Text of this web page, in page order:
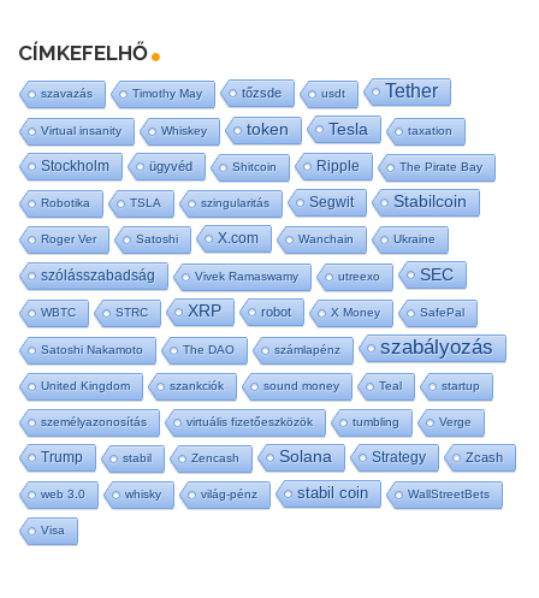
CÍMKEFELHŐ
szavazás Timothy May tőzsde usdt Tether
Virtual insanity Whiskey token Tesla taxation
Stockholm ügyvéd Shitcoin Ripple The Pirate Bay
Robotika TSLA szingularitás Segwit Stabilcoin
Roger Ver Satoshi X.com Wanchain Ukraine
szólásszabadság Vivek Ramaswamy utreexo SEC
WBTC STRC XRP robot X Money SafePal
Satoshi Nakamoto The DAO számlapénz szabályozás
United Kingdom szankciók sound money Teal startup
személyazonosítás virtuális fizetőeszközök tumbling Verge
Trump stabil Zencash Solana Strategy Zcash
web 3.0 whisky világ-pénz stabil coin WallStreetBets
Visa